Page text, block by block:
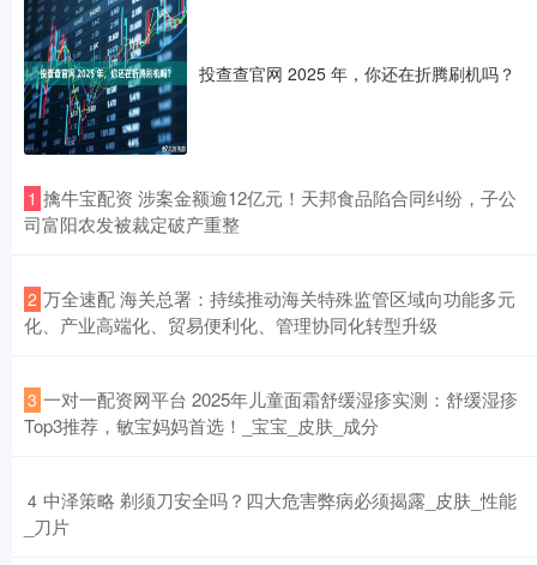
投查查官网 2025 年，你还在折腾刷机吗？
1 ​擒牛宝配资 涉案金额逾12亿元！天邦食品陷合同纠纷，子公
司富阳农发被裁定破产重整
2 ​万全速配 海关总署：持续推动海关特殊监管区域向功能多元
化、产业高端化、贸易便利化、管理协同化转型升级
3 ​一对一配资网平台 2025年儿童面霜舒缓湿疹实测：舒缓湿疹
Top3推荐，敏宝妈妈首选！_宝宝_皮肤_成分
4 ​中泽策略 剃须刀安全吗？四大危害弊病必须揭露_皮肤_性能
_刀片